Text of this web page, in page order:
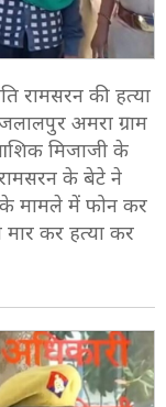
रामसरन की हत्या
अमरा ग्राम
मिजाजी के
के बेटे ने
मामले में फोन कर
कर हत्या कर